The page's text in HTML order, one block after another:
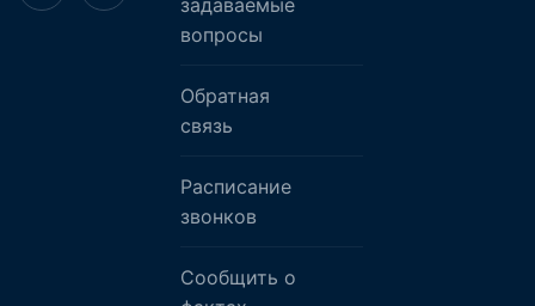
вопросы
Обратная
связь
Расписание
звонков
Сообщить о